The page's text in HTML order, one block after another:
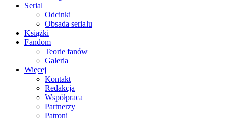
Serial
Odcinki
Obsada serialu
Książki
Fandom
Teorie fanów
Galeria
Więcej
Kontakt
Redakcja
Współpraca
Partnerzy
Patroni